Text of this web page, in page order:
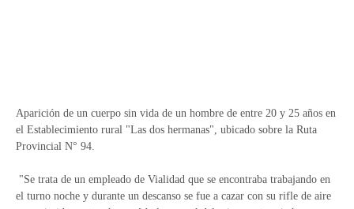
Aparición de un cuerpo sin vida de un hombre de entre 20 y 25 años en
el Establecimiento rural "Las dos hermanas", ubicado sobre la Ruta
Provincial N° 94.
"Se trata de un empleado de Vialidad que se encontraba trabajando en
el turno noche y durante un descanso se fue a cazar con su rifle de aire